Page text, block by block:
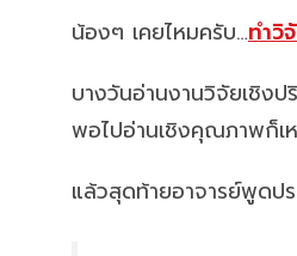
น้องๆ เคยไหมครับ…ทำวิ
บางวันอ่านงานวิจัยเชิง
พอไปอ่านเชิงคุณภาพก็เ
แล้วสุดท้ายอาจารย์พูดปร